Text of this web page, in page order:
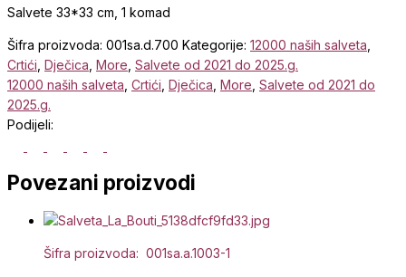
Salvete 33*33 cm, 1 komad
Šifra proizvoda: 001sa.d.700 Kategorije: 12000 naših salveta
Crtići Dječica More Salvete od 2021 do 2025.g.
12000 naših salveta Crtići Dječica More Salvete od 2021 do
2025.g.
Podijeli:
Povezani proizvodi
Šifra proizvoda: 001sa.a.1003-1